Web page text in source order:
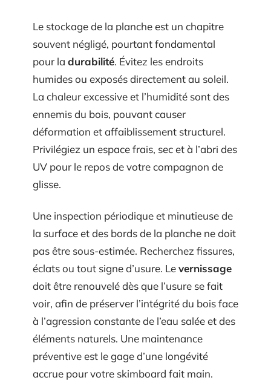
Le stockage de la planche est un chapitre
souvent négligé, pourtant fondamental
pour la durabilité. Évitez les endroits
humides ou exposés directement au soleil.
La chaleur excessive et l’humidité sont des
ennemis du bois, pouvant causer
déformation et affaiblissement structurel.
Privilégiez un espace frais, sec et à l’abri des
UV pour le repos de votre compagnon de
glisse.
Une inspection périodique et minutieuse de
la surface et des bords de la planche ne doit
pas être sous-estimée. Recherchez fissures,
éclats ou tout signe d’usure. Levernissage
doit être renouvelé dès que l’usure se fait
voir, afin de préserver l’intégrité du bois face
à l’agression constante de l’eau salée et des
éléments naturels. Une maintenance
préventive est le gage d’une longévité
accrue pour votre skimboard fait main.